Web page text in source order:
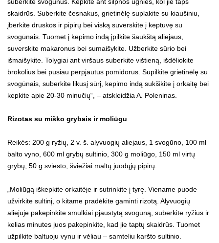
skaidrūs. Suberkite česnakus, grietinėlę suplakite su kiaušiniu,
įberkite druskos ir pipirų bei viską suverskite į keptuvę su
svogūnais. Tuomet į kepimo indą įpilkite šaukštą aliejaus,
suverskite makaronus bei sumaišykite. Užberkite sūrio bei
išmaišykite. Tolygiai ant viršaus suberkite vištieną, išdėliokite
brokolius bei pusiau perpjautus pomidorus. Supilkite grietinėlę su
svogūnais, suberkite likusį sūrį, kepimo indą sukiškite į orkaitę bei
kepkite apie 20-30 minučių“, – atskleidžia A. Poleninas.
Rizotas su miško grybais ir moliūgu
Reikės: 200 g ryžių, 2 v. š. alyvuogių aliejaus, 1 svogūno, 100 ml
balto vyno, 600 ml grybų sultinio, 300 g moliūgo, 150 ml virtų
grybų, 50 g sviesto, šviežiai maltų juodųjų pipirų.
„Moliūgą iškepkite orkaitėje ir sutrinkite į tyrę. Viename puode
užvirkite sultinį, o kitame pradėkite gaminti rizotą. Alyvuogių
aliejuje pakepinkite smulkiai pjaustytą svogūną, suberkite ryžius ir
kelias minutes juos pakepinkite, kad jie taptų skaidrūs. Tuomet
užpilkite baltuoju vynu ir vėliau – samteliu karšto sultinio.